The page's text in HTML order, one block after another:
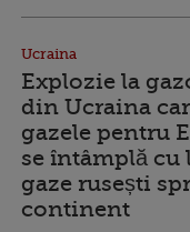
Ucraina
Explozie la
din Ucraina
gazele pentru
se întâmplă cu
gaze rusești
continent